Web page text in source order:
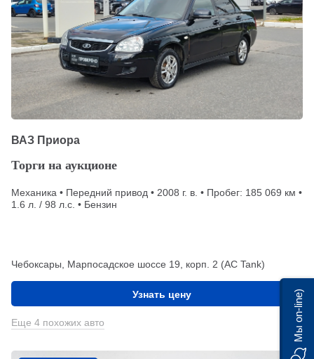
ВАЗ Приора
Торги на аукционе
Механика • Передний привод • 2008 г. в. • Пробег: 185 069 км •
1.6 л. / 98 л.с. • Бензин
Чебоксары, Марпосадское шоссе 19, корп. 2 (АС Tank)
Узнать цену
Еще 4 похожих авто Мы on-line)